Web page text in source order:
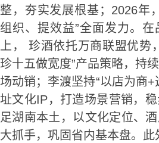
整，夯实发展根基；2026年
组织、提效益”全面发力。
上， 珍酒依托万商联盟优势
珍十五做宽度”产品策略，持
场动销；李渡坚持“以店为商+
址文化IP，打造场景营销，
足湖南本土，以文化定位、
大抓手，巩固省内基本盘。此